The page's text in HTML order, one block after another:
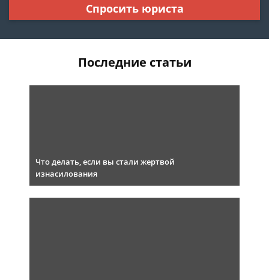
Спросить юриста
Последние статьи
Что делать, если вы стали жертвой
изнасилования